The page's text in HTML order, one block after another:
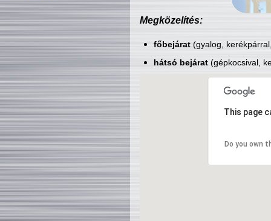
Megközelítés:
főbejárat(gyalog,
hátsó bejárat(gépkocsival,
This page
Do you own